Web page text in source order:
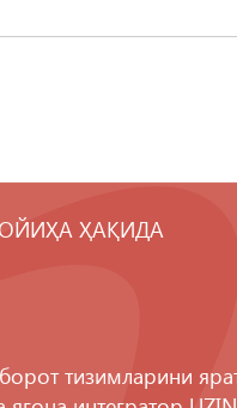
ҲАҚИДА
тизимларини